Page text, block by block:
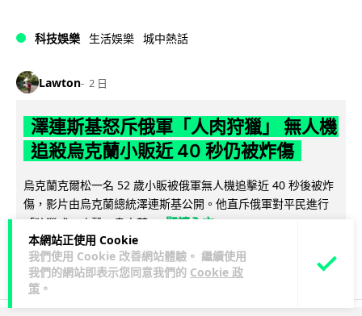
本網站正使用 Cookie
我們使用 Cookie 改善網站體驗。 繼續使用
我們的網站即表示您同意我們的 Cookie 政
策 。
科技娛樂 生活娛樂 城中熱話
Lawton 2 日
澤連斯基怒斥俄軍「人肉狩獵」 無人機
追殺烏克蘭小販近 40 秒仍被炸傷
烏克蘭克爾松一名 52 歲小販被俄軍無人機追擊近 40 秒後被炸
傷，影片由烏克蘭總統澤連斯基公開。他直斥俄軍對平民進行
「狩獵式」攻擊，烏克蘭... 閱讀全文
138 41 ↗ 分享